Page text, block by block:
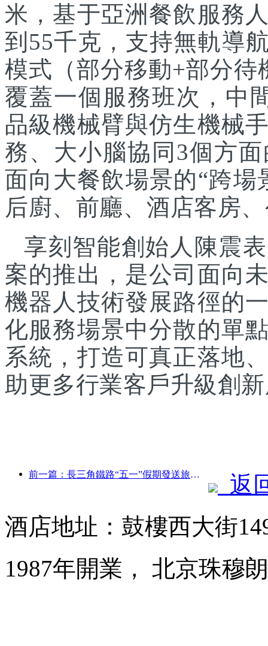
米，基于亞洲餐飲服務
到55千克，支持無軌導
模式（部分移動+部分待
覆蓋一個服務班次，中
品級機械臂與仿生機械
務、大小腦協同3個方
面向大餐飲場景的“跨
后廚、前廳、酒店客房
享刻智能創始人陳震
案的推出，是公司面向
機器人技術發展路徑的
化服務場景中分散的單
系統，打造可真正落地
助更多行業客戶升級創
前一篇：長三角鐵路“五一”假期發送旅客超2138萬人次
返
酒店地址：鼓樓西大街
1987年開業， 北京珠